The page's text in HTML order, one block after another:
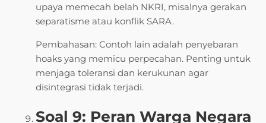
upaya memecah belah NKRI, misalnya gerakan
separatisme atau konflik SARA.
Pembahasan: Contoh lain adalah penyebaran
hoaks yang memicu perpecahan. Penting untuk
menjaga toleransi dan kerukunan agar
disintegrasi tidak terjadi.
Soal 9: Peran Warga Negara